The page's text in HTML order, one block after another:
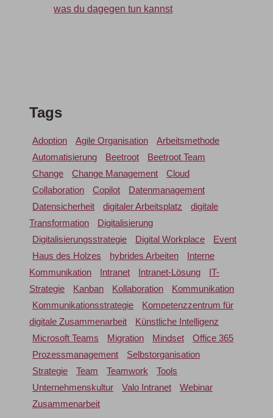
was du dagegen tun kannst
Tags
Adoption Agile Organisation
Arbeitsmethode
Automatisierung
Beetroot
Beetroot Team
Change
Change Management
Cloud
Collaboration
Copilot
Datenmanagement
Datensicherheit
digitaler Arbeitsplatz
digitale
Transformation
Digitalisierung
Digitalisierungsstrategie
Digital Workplace
Event
Haus des Holzes
hybrides Arbeiten
Interne
Kommunikation
Intranet Intranet-Lösung
IT-
Strategie
Kanban Kollaboration
Kommunikation
Kommunikationsstrategie
Kompetenzzentrum für
digitale Zusammenarbeit
Künstliche Intelligenz
Microsoft Teams
Migration Mindset
Office 365
Prozessmanagement
Selbstorganisation
Strategie
Team Teamwork
Tools
Unternehmenskultur
Valo Intranet
Webinar
Zusammenarbeit